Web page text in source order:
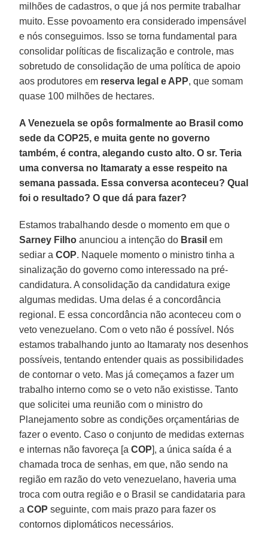
milhões de cadastros, o que já nos permite trabalhar
muito. Esse povoamento era considerado impensável
e nós conseguimos. Isso se torna fundamental para
consolidar políticas de fiscalização e controle, mas
sobretudo de consolidação de uma política de apoio
aos produtores em reserva legal e APP, que somam
quase 100 milhões de hectares.
A Venezuela se opôs formalmente ao Brasil como
sede da COP25, e muita gente no governo
também, é contra, alegando custo alto. O sr. Teria
uma conversa no Itamaraty a esse respeito na
semana passada. Essa conversa aconteceu? Qual
foi o resultado? O que dá para fazer?
Estamos trabalhando desde o momento em que o
Sarney Filho anunciou a intenção do Brasil em
sediar aCOP. Naquele momento o ministro tinha a
sinalização do governo como interessado na pré-
candidatura. A consolidação da candidatura exige
algumas medidas. Uma delas é a concordância
regional. E essa concordância não aconteceu com o
veto venezuelano. Com o veto não é possível. Nós
estamos trabalhando junto ao Itamaraty nos desenhos
possíveis, tentando entender quais as possibilidades
de contornar o veto. Mas já começamos a fazer um
trabalho interno como se o veto não existisse. Tanto
que solicitei uma reunião com o ministro do
Planejamento sobre as condições orçamentárias de
fazer o evento. Caso o conjunto de medidas externas
e internas não favoreça [aCOP], a única saída é a
chamada troca de senhas, em que, não sendo na
região em razão do veto venezuelano, haveria uma
troca com outra região e o Brasil se candidataria para
aCOP seguinte, com mais prazo para fazer os
contornos diplomáticos necessários.